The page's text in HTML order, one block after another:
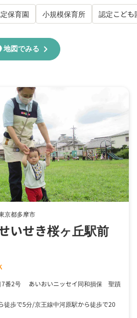
保育園 小規模保育所 認定こども
地図でみる chevron_right
京都多摩市
いせき桜ヶ丘駅前
7番2号 あいおいニッセイ同和損保 聖蹟
徒歩で5分 京王線中河原駅から徒歩で20